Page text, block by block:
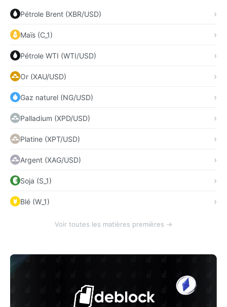
Pétrole Brent (XBR/USD)
Maïs (C_1)
Pétrole WTI (WTI/USD)
Or (XAU/USD)
Gaz naturel (NG/USD)
Palladium (XPD/USD)
Platine (XPT/USD)
Argent (XAG/USD)
Soja (S_1)
Blé (W_1)
Voir toutes les matières premières →